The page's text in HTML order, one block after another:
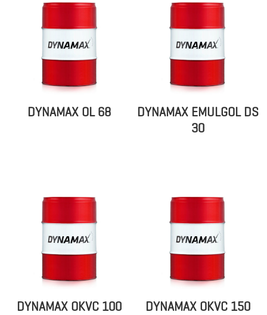
DYNAMAX OL 68
DYNAMAX EMULGOL DS
30
DYNAMAX OKVC 100 DYNAMAX OKVC 150